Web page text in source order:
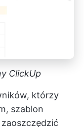
ClickUp
którzy
szablon